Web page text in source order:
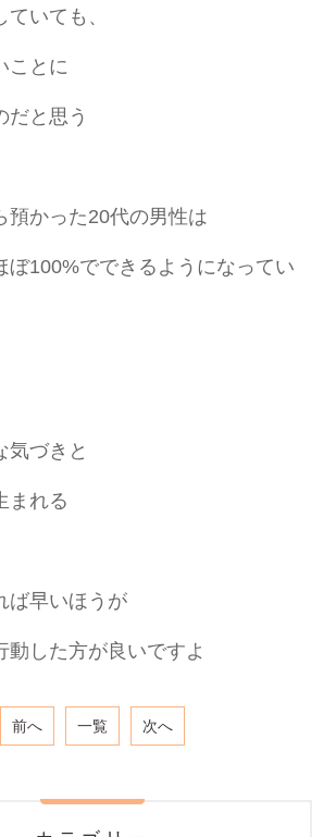
いても、
ことに
だと思う
預かった20代の男性は
ぼ100%でできるようになってい
気づきと
まれる
ば早いほうが
動した方が良いですよ
前へ 一覧 次へ